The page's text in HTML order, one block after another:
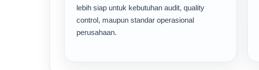
lebih siap untuk kebutuhan audit, quality
control, maupun standar operasional
perusahaan.